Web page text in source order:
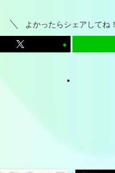
よかったらシェアしてね！